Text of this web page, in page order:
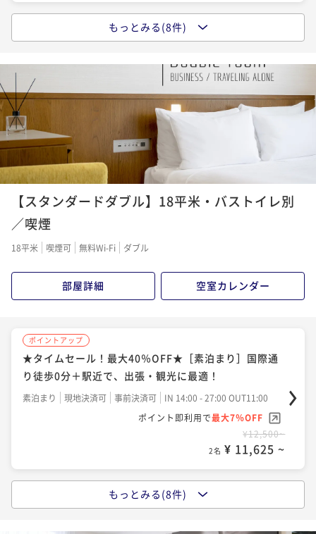
～早期割 75／素泊まり～【でーじお得！最大40％OF
F】ふたりなら最大20，000円以上お値引き！
素泊まり
IN 14:00 - 27:00 OUT11:00
ポイント即利用で 最大4％OFF
¥12,500~
¥ 12,000 ~
ポイントアップ
～早期割45／素泊まり～【最大30％OFF！】しっかり
計画して「いっぺーお得♪」
素泊まり 現地決済可 事前決済可
¥14,580~
2名 ¥ 13,559 ~
ポイントアップ
★タイムセール！最大40％OFF★【朝食付】ライブキ
ッチン・沖縄スイーツが人気の朝食ビュッフェ♪
朝食付き 現地決済可 事前決済可
IN 14:00 - 27:00 OUT11:00
ポイント即利用で最大7％OFF
¥16,460~
2名 ¥ 15,307 ~
～早期割75／朝食付～【でーじお得！最大40％OFF】
ふたりなら最大20，000円以上お値引き！
もっとみる(8件)
【スタンダードダブル】18平米・バストイレ別
／喫煙
18平米 喫煙可 無料Wi-Fi ダブル
部屋詳細 空室カレンダー
ポイントアップ
★タイムセール！最大40％OFF★［素泊まり］国際通
り徒歩0分＋駅近で、出張・観光に最適！
素泊まり 現地決済可 事前決済可
IN 14:00 - 27:00 OUT11:00
ポイント即利用で最大7％OFF
¥12,500~
2名 ¥ 11,625 ~
～早期割 75／素泊まり～【でーじお得！最大40％OF
F】ふたりなら最大20，000円以上お値引き！
もっとみる(8件)